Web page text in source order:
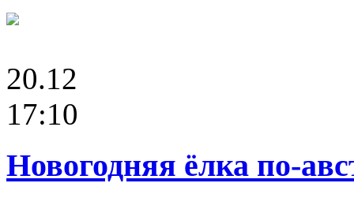
20.12
17:10
Новогодняя ёлка по-